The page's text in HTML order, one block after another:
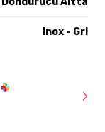
Inox - Gri